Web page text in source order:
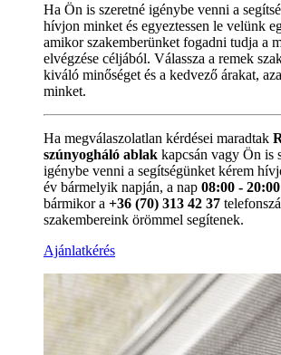
Ha Ön is szeretné igénybe venni a
hívjon minket és egyeztessen le velünk
amikor szakemberünket fogadni tudja a
elvégzése céljából. Válassza a remek
kiváló minőséget és a kedvező árakat,
minket.
Ha megválaszolatlan kérdései maradtak
szúnyogháló ablak kapcsán vagy Ön is
igénybe venni a segítségünket kérem
év bármelyik napján, a nap 08:00 - 20:00
bármikor a +36 (70) 313 42 37
szakembereink örömmel segítenek.
Ajánlatkérés